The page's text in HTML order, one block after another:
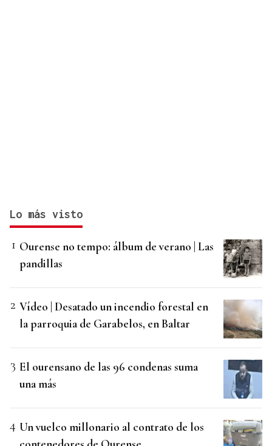
Lo más visto
Ourense no tempo: álbum de verano | Las
pandillas
Vídeo | Desatado un incendio forestal en
la parroquia de Garabelos, en Baltar
El ourensano de las 96 condenas suma
una más
Un vuelco millonario al contrato de los